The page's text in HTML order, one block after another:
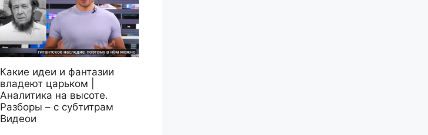
Какие идеи и фантазии
владеют царьком |
Аналитика на высоте.
Разборы – с субтитрам
Видеои